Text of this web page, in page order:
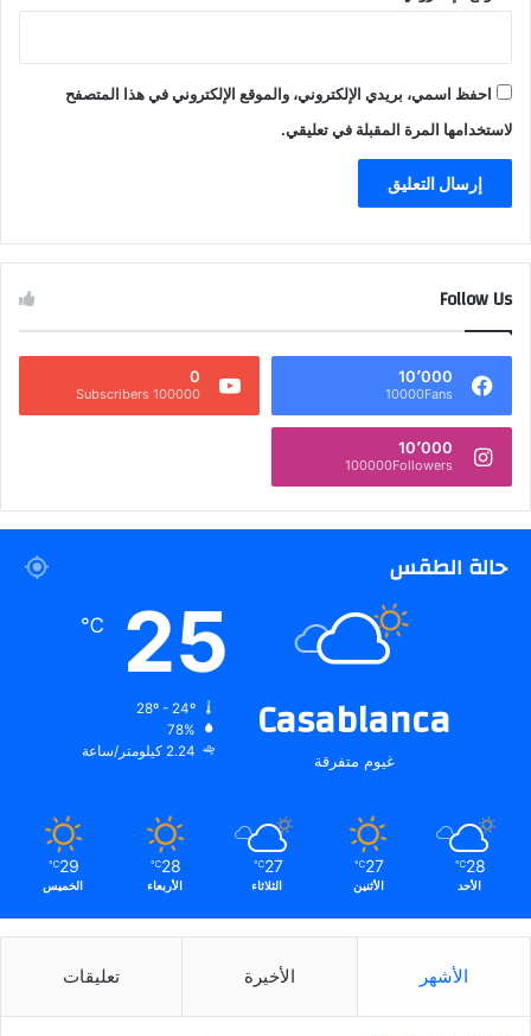
احفظ اسمي، بريدي الإلكتروني، والموقع الإلكتروني في هذا المتصفح
لاستخدامها المرة المقبلة في تعليقي.
Follow Us
10٬000
10000Fans
0
100000 Subscribers
10٬000
100000Followers
حالة الطقس
Casablanca
غيوم متفرقة
25
℃
78%
2.24 كيلومتر/ساعة
28
℃
الأحد
27
℃
الأثنين
27
℃
الثلاثاء
28
℃
الأربعاء
29
℃
الخميس
الأشهر الأخيرة تعليقات